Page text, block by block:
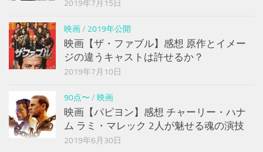
2019年7月15日
映画/ 2019年公開
映画【ザ・ファブル】感想 原作とイメー
ジの違うキャストは許せるか？
2019年7月10日
90点〜 / 映画
映画【パピヨン】感想 チャーリー・ハナ
ム ラミ・マレック 2人が魅せる魂の演技
2019年6月30日